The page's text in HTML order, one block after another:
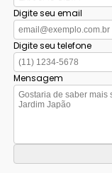
Digite seu email
Digite seu telefone
Mensagem